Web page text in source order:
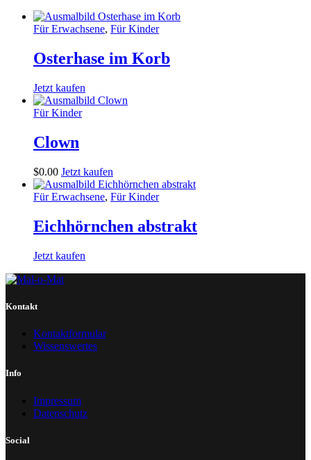
Für Erwachsene, Für Kinder
Osterhase im Korb
Jetzt kaufen
Für Kinder
Clown
$0.00 Jetzt kaufen
Für Erwachsene, Für Kinder
Eichhörnchen abstrakt
Jetzt kaufen
Kontakt
Kontaktformular
Wissenswertes
Info
Impressum
Datenschutz
Social